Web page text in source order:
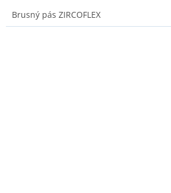
Brusný pás ZIRCOFLEX